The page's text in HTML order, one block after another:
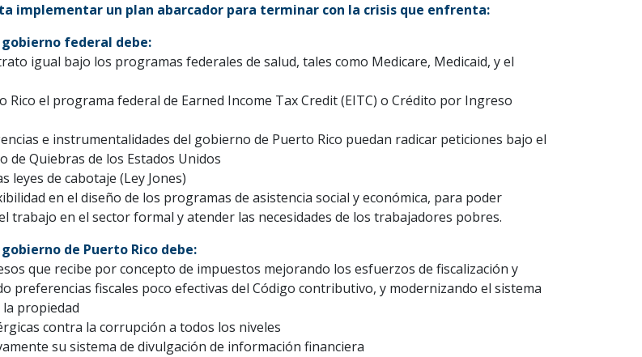
implementar un plan abarcador para terminar con la crisis que enfrenta:
federal debe:
igual bajo los programas federales de salud, tales como Medicare, Medicaid, y el
Rico el programa federal de Earned Income Tax Credit (EITC) o Crédito por Ingreso
e instrumentalidades del gobierno de Puerto Rico puedan radicar peticiones bajo el
de Quiebras de los Estados Unidos
leyes de cabotaje (Ley Jones)
en el diseño de los programas de asistencia social y económica, para poder
trabajo en el sector formal y atender las necesidades de los trabajadores pobres.
de Puerto Rico debe:
que recibe por concepto de impuestos mejorando los esfuerzos de fiscalización y
preferencias fiscales poco efectivas del Código contributivo, y modernizando el sistema
propiedad
contra la corrupción a todos los niveles
su sistema de divulgación de información financiera